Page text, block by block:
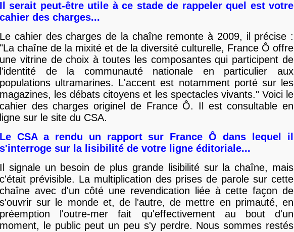
Il serait peut-être utile à ce stade de rappeler quel est votre
cahier des charges...
Le cahier des charges de la chaîne remonte à 2009, il précise :
"La chaîne de la mixité et de la diversité culturelle, France Ô offre
une vitrine de choix à toutes les composantes qui participent de
l'identité de la communauté nationale en particulier aux
populations ultramarines. L'accent est notamment porté sur les
magazines, les débats citoyens et les spectacles vivants." Voici le
cahier des charges originel de France Ô. Il est consultable en
ligne sur le site du CSA.
Le CSA a rendu un rapport sur France Ô dans lequel il
s'interroge sur la lisibilité de votre ligne éditoriale...
Il signale un besoin de plus grande lisibilité sur la chaîne, mais
c'était prévisible. La multiplication des prises de parole sur cette
chaîne avec d'un côté une revendication liée à cette façon de
s'ouvrir sur le monde et, de l'autre, de mettre en primauté, en
préemption l'outre-mer fait qu'effectivement au bout d'un
moment, le public peut un peu s'y perdre. Nous sommes restés